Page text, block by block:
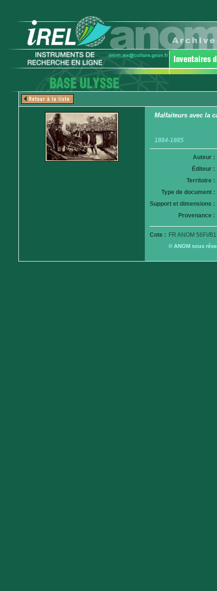
Malfaiteurs avec la
1884-1885
Auteur :
Éditeur :
Territoire :
Type de document :
Support et dimensions :
Provenance :
Cote : FR ANOM 56Fi/
© ANOM sous